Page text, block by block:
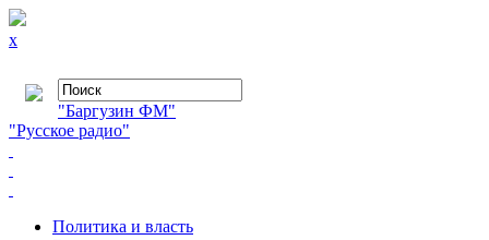
x
"Баргузин ФМ"
"Русское радио"
Политика и власть